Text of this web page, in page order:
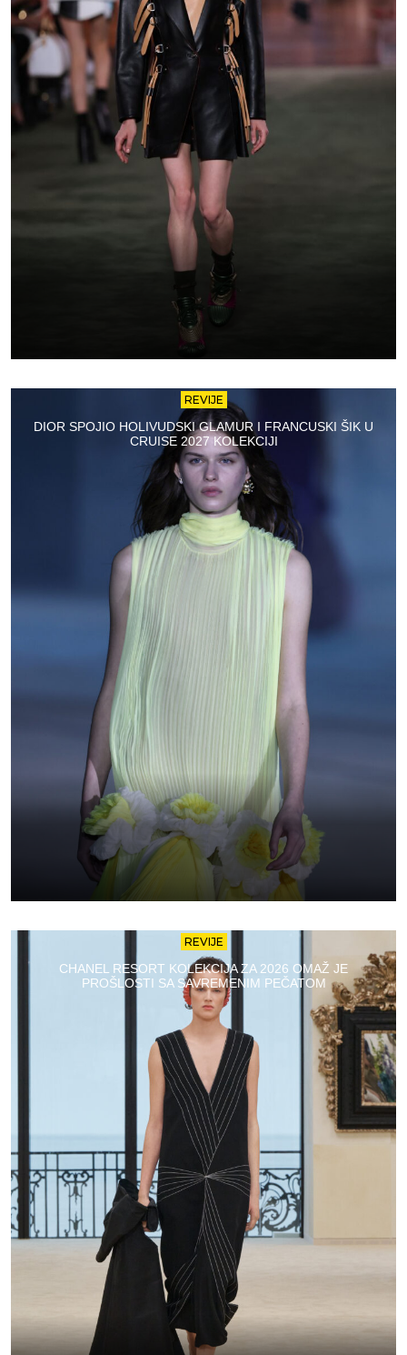
REVIJE
DIOR SPOJIO HOLIVUDSKI GLAMUR I FRANCUSKI ŠIK U
CRUISE 2027 KOLEKCIJI
REVIJE
CHANEL RESORT KOLEKCIJA ZA 2026 OMAŽ JE
PROŠLOSTI SA SAVREMENIM PEČATOM